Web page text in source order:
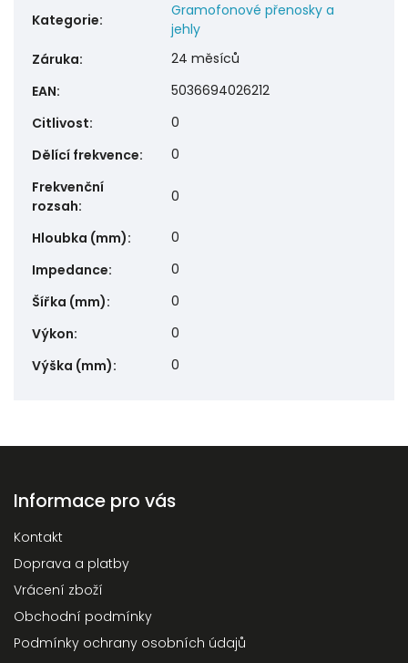
Kategorie:
Gramofonové přenosky a
jehly
Záruka:
24 měsíců
EAN:
5036694026212
Citlivost:
0
Dělící frekvence:
0
Frekvenční
rozsah:
0
Hloubka (mm):
0
Impedance:
0
Šířka (mm):
0
Výkon:
0
Výška (mm): 0
Informace pro vás
Kontakt
Doprava a platby
Vrácení zboží
Obchodní podmínky
Podmínky ochrany osobních údajů